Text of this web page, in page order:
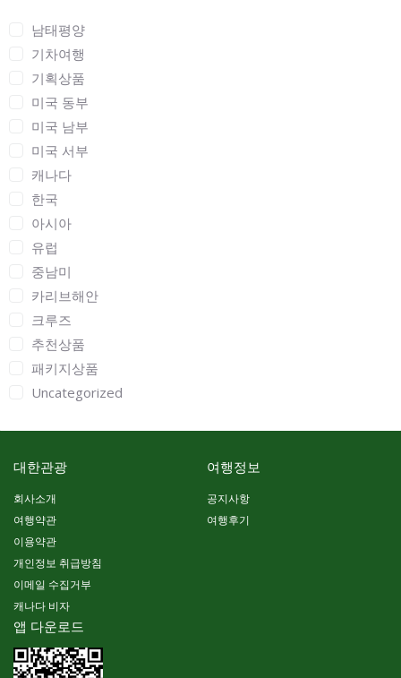
남태평양
기차여행
기획상품
미국 동부
미국 남부
미국 서부
캐나다
한국
아시아
유럽
중남미
카리브해안
크루즈
추천상품
패키지상품
Uncategorized
대한관광
회사소개
여행약관
이용약관
개인정보 취급방침
이메일 수집거부
캐나다 비자
여행정보
공지사항
여행후기
앱 다운로드